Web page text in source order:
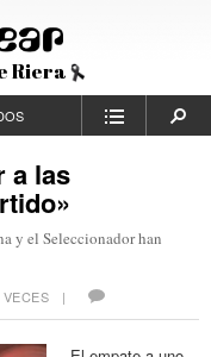
Riera
a las
y el Seleccionador han
VECES |